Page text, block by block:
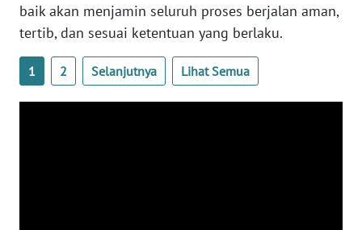
baik akan menjamin seluruh proses berjalan aman,
tertib, dan sesuai ketentuan yang berlaku.
1 2 Selanjutnya Lihat Semua
WN
JATIM
WN
BALI